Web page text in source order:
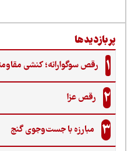
رقص سوگوارانه؛ کنشی مقاومتی
رقص عزا
مبارزه با جست‌وجوی گنج‌